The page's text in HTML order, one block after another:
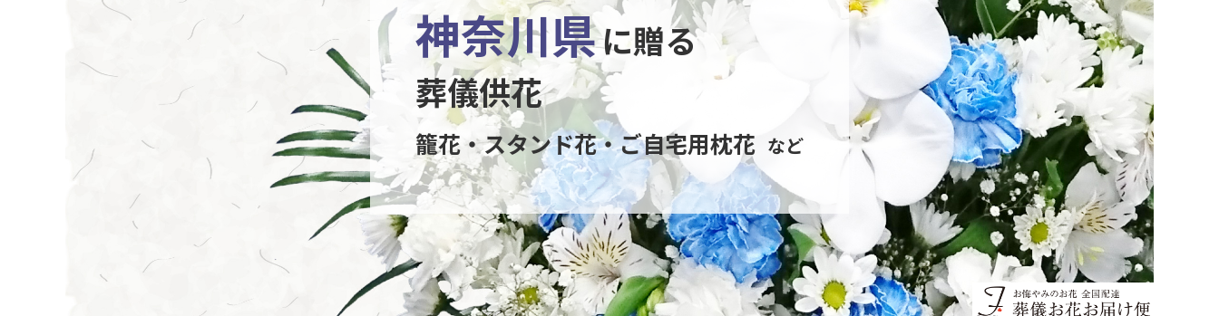
神奈川県に贈る
葬儀供花
籠花・スタンド花・ご自宅用枕花 など